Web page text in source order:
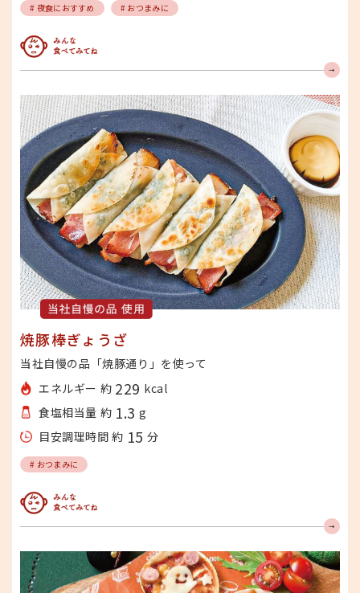
# 夜食におすすめ # おつまみに
みんな食べてみてね
焼豚棒ぎょうざ
当社自慢の品「焼豚通り」を使って
エネルギー 約 229 kcal
食塩相当量 約 1.3 g
目安調理時間 約 15 分
# おつまみに
みんな食べてみてね